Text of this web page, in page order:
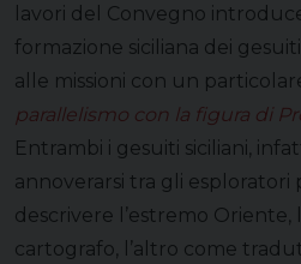
lavori del Convegno
formazione siciliana dei
alle missioni con un
parallelismo con la figura di
Entrambi i gesuiti siciliani,
annoverarsi tra gli esploratori
descrivere l’estremo Oriente,
cartografo, l’altro come